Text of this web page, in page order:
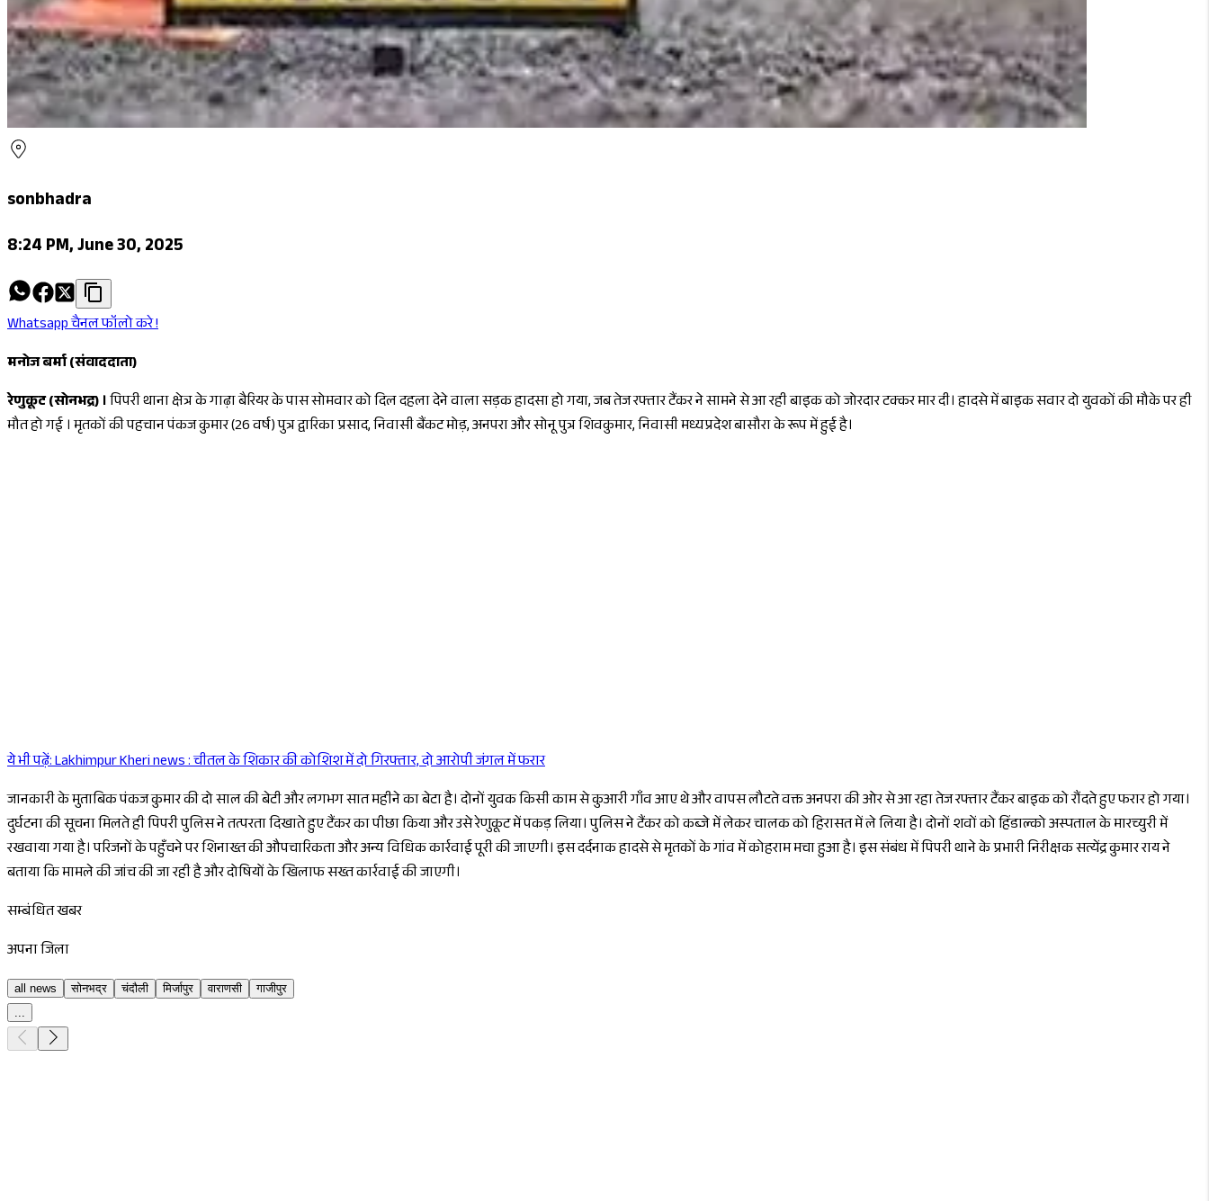
sonbhadra
8:24 PM, June 30, 2025
Whatsapp चैनल फॉलो करे !
मनोज बर्मा (संवाददाता)
रेणुकूट (सोनभद्र) ।पिपरी थाना क्षेत्र के गाढ़ा बैरियर के पास सोमवार को दिल दहला देने वाला सड़क हादसा हो गया, जब तेज रफ्तार टैंकर ने सामने से आ रही बाइक को जोरदार टक्कर मार दी। हादसे में बाइक सवार दो युवकों की मौके पर ही
मौत हो गई । मृतकों की पहचान पंकज कुमार (26 वर्ष) पुत्र द्वारिका प्रसाद, निवासी बैंकट मोड़, अनपरा और सोनू पुत्र शिवकुमार, निवासी मध्यप्रदेश बासौरा के रूप में हुई है।
Sponsored
ये भी पढ़ें:Lakhimpur Kheri news : चीतल के शिकार की कोशिश में दो गिरफ्तार, दो आरोपी जंगल में फरार
जानकारी के मुताबिक पंकज कुमार की दो साल की बेटी और लगभग सात महीने का बेटा है। दोनों युवक किसी काम से कुआरी गाँव आए थे और वापस लौटते वक्त अनपरा की ओर से आ रहा तेज रफ्तार टैंकर बाइक को रौंदते हुए फरार हो गया।
दुर्घटना की सूचना मिलते ही पिपरी पुलिस ने तत्परता दिखाते हुए टैंकर का पीछा किया और उसे रेणुकूट में पकड़ लिया। पुलिस ने टैंकर को कब्जे में लेकर चालक को हिरासत में ले लिया है। दोनों शवों को हिंडाल्को अस्पताल के मारच्युरी में
रखवाया गया है। परिजनों के पहुँचने पर शिनाख्त की औपचारिकता और अन्य विधिक कार्रवाई पूरी की जाएगी। इस दर्दनाक हादसे से मृतकों के गांव में कोहराम मचा हुआ है। इस संबंध में पिपरी थाने के प्रभारी निरीक्षक सत्येंद्र कुमार राय ने
बताया कि मामले की जांच की जा रही है और दोषियों के खिलाफ सख्त कार्रवाई की जाएगी।
सम्बंधित खबर
अपना जिला
all news सोनभद्र चंदौली मिर्जापुर वाराणसी
गाजीपुर
...